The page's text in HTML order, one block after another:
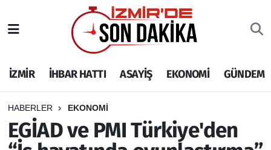
İZMİR İHBAR HATTI ASAYİŞ EKONOMİ GÜNDEM
HABERLER EKONOMİ
EGİAD ve PMI Türkiye'den
İHBAR HATTI
DEPREM
GENEL
İzmir Nöbetçi Eczaneler
İzmir Hava Durumu
İzmir Namaz Vakitleri
İzmir Trafik Yoğunluk Haritası